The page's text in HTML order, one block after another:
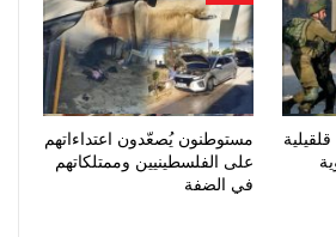
مستوطنون يُصعّدون اعتداءاتهم
على الفلسطينيين وممتلكاتهم
في الضفة